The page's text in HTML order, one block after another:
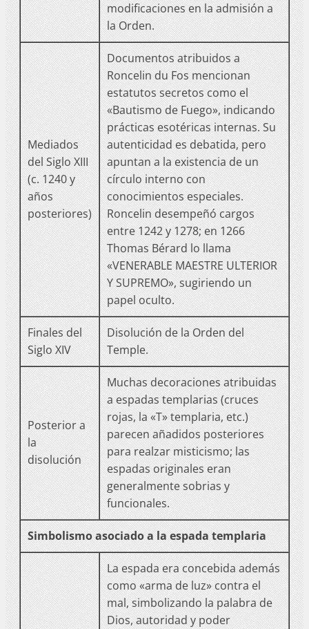
modificaciones en la admisión a
la Orden.
Mediados
del Siglo XIII
(c. 1240 y
años
posteriores)
Documentos atribuidos a
Roncelin du Fos mencionan
estatutos secretos como el
«Bautismo de Fuego», indicando
prácticas esotéricas internas. Su
autenticidad es debatida, pero
apuntan a la existencia de un
círculo interno con
conocimientos especiales.
Roncelin desempeñó cargos
entre 1242 y 1278; en 1266
Thomas Bérard lo llama
«VENERABLE MAESTRE ULTERIOR
Y SUPREMO», sugiriendo un
papel oculto.
Finales del
Siglo XIV
Disolución de la Orden del
Temple.
Posterior a
la
disolución
Muchas decoraciones atribuidas
a espadas templarias (cruces
rojas, la «T» templaria, etc.)
parecen añadidos posteriores
para realzar misticismo; las
espadas originales eran
generalmente sobrias y
funcionales.
Simbolismo asociado a la espada templaria
La espada era concebida además
como «arma de luz» contra el
mal, simbolizando la palabra de
Dios, autoridad y poder